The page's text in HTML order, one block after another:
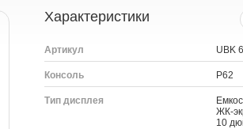
Характеристики
Артикул UBK
Консоль P62
Тип дисплея
ЖК-
10